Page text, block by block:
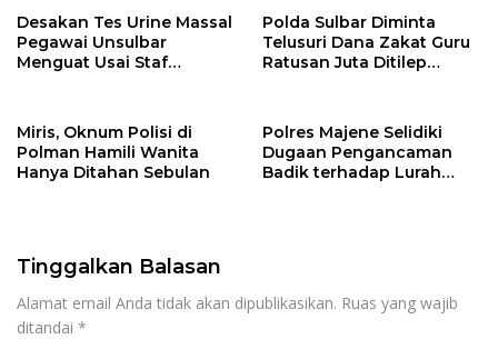
BPOM
Desakan Tes Urine Massal
Pegawai Unsulbar
Menguat Usai Staf
Polda Sulbar Diminta
Telusuri Dana Zakat Guru
Ratusan Juta Ditilep
Miris, Oknum Polisi di
Polman Hamili Wanita
Hanya Ditahan Sebulan
Polres Majene Selidiki
Dugaan Pengancaman
Badik terhadap Lurah
Tinggalkan Balasan
Alamat email Anda tidak akan dipublikasikan. Ruas yang wajib
ditandai *